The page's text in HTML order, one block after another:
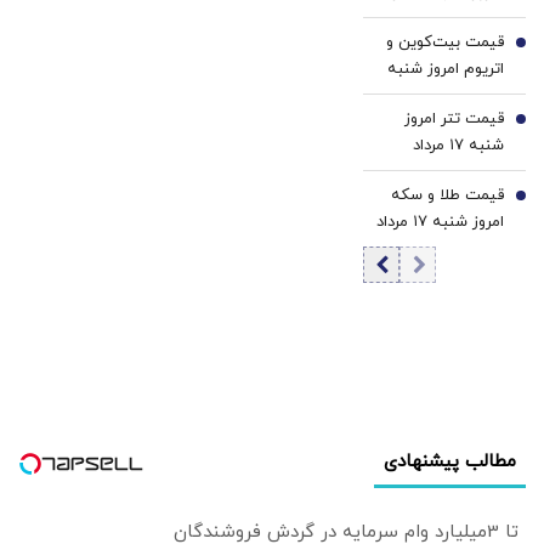
«مسکن‌مهر» چه
خبر است؟ | چرا
پرقدرت‌ترین
دهه ۹۰
«مسکن‌مهر» را
گارانتی نکرد؟
1405/ کاهش
قیمت دینار
قیمت بیت‌کوین و
اتریوم امروز شنبه
۱۷ مرداد ۱۴۰۵/
افزایش قیمت
بیت‌کوین
5
قیمت تتر امروز
شنبه ۱۷ مرداد
1405 / کاهش
قیمت تتر
6
قیمت طلا و سکه
امروز شنبه ۱۷ مرداد
۱۴۰۵/افزایش
قیمت طلا و سکه
7
مطالب پیشنهادی
تا 3میلیارد وام سرمایه در گردش فروشندگان